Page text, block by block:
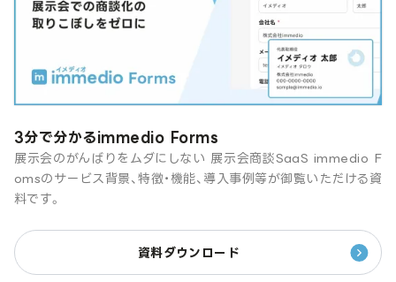
3分で分かるimmedio Forms
展示会のがんばりをムダにしない 展示会商談SaaS immedio F
omsのサービス背景、特徴・機能、導入事例等が御覧いただける資
料です。
資料ダウンロード